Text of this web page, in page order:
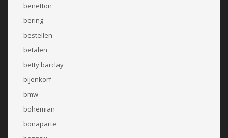
benetton
bering
bestellen
betalen
betty barclay
bijenkorf
bmw
bohemian
bonaparte